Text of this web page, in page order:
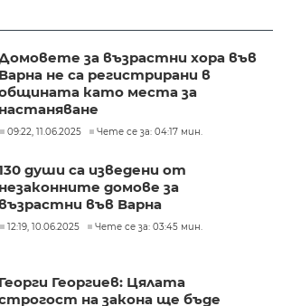
за възрастни хора във
Варна не са регистрирани в
като места за
настаняване
09:22, 11.06.2025 Чете се за: 04:17 мин.
души са изведени от
незаконните домове за
възрастни във Варна
12:19, 10.06.2025 Чете се за: 03:45 мин.
Георги Георгиев: Цялата
на закона ще бъде